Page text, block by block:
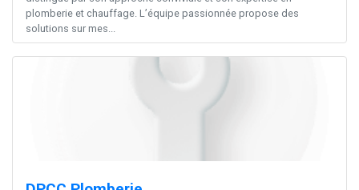
plomberie et chauffage. L’équipe passionnée propose des
solutions sur mes...